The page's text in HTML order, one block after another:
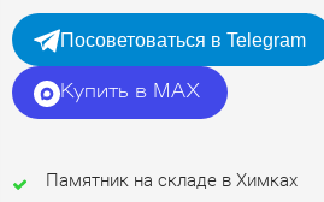
Посоветоваться в Telegram
Купить в MAX
Памятник на складе в Химках